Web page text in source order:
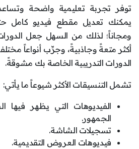
توفر تجربة تعليمية واضحة وتساعد
يمكنك تعديل مقطع فيديو كامل
ومجاناً؛ لذلك من السهل جعل
أكثر متعةً وجاذبيةً، وجرِّب أنواعاً
الدورات التدريبية الخاصة بك مشوقةً.
تشمل التنسيقات الأكثر شيوعاً ما يأتي:
الفيديوهات التي يظهر
الجمهور.
تسجيلات الشاشة.
فيديوهات العروض التقديمية.